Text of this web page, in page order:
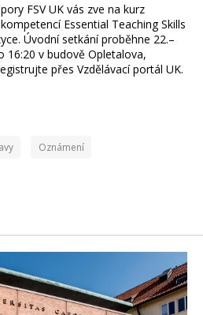
FSV UK vás zve na kurz
Essential Teaching Skills
Úvodní setkání proběhne 22.–
16:20 v budově Opletalova,
přes Vzdělávací portál UK.
Oznámení